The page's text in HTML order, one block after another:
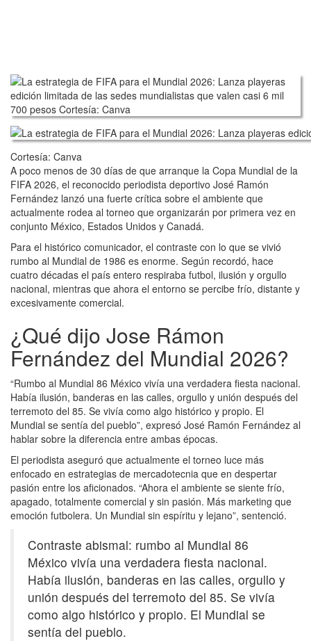
Cortesía: Canva
A poco menos de 30 días de que arranque la Copa Mundial de la
FIFA 2026, el reconocido periodista deportivo José Ramón
Fernández lanzó una fuerte crítica sobre el ambiente que
actualmente rodea al torneo que organizarán por primera vez en
conjunto México, Estados Unidos y Canadá.
Para el histórico comunicador, el contraste con lo que se vivió
rumbo al Mundial de 1986 es enorme. Según recordó, hace
cuatro décadas el país entero respiraba futbol, ilusión y orgullo
nacional, mientras que ahora el entorno se percibe frío, distante y
excesivamente comercial.
¿Qué dijo Jose Rámon
Fernández del Mundial 2026?
“Rumbo al Mundial 86 México vivía una verdadera fiesta nacional.
Había ilusión, banderas en las calles, orgullo y unión después del
terremoto del 85. Se vivía como algo histórico y propio. El
Mundial se sentía del pueblo”, expresó José Ramón Fernández al
hablar sobre la diferencia entre ambas épocas.
El periodista aseguró que actualmente el torneo luce más
enfocado en estrategias de mercadotecnia que en despertar
pasión entre los aficionados. “Ahora el ambiente se siente frío,
apagado, totalmente comercial y sin pasión. Más marketing que
emoción futbolera. Un Mundial sin espíritu y lejano”, sentenció.
Contraste abismal: rumbo al Mundial 86
México vivía una verdadera fiesta nacional.
Había ilusión, banderas en las calles, orgullo y
unión después del terremoto del 85. Se vivía
como algo histórico y propio. El Mundial se
sentía del pueblo.